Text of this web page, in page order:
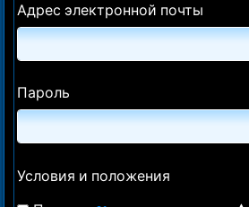
Адрес электронной почты
Пароль
Условия и положения